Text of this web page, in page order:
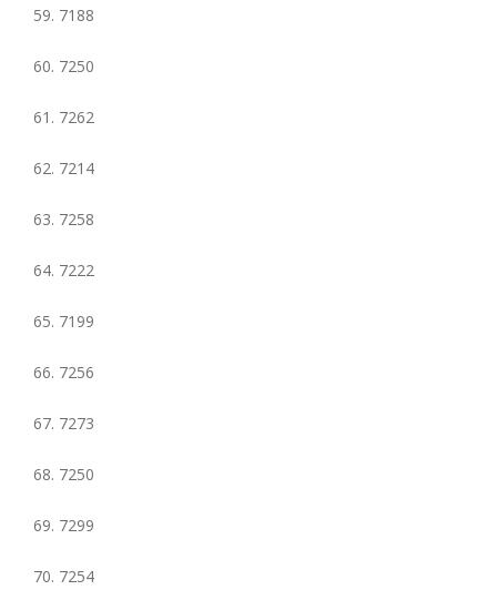
59. 7188
60. 7250
61. 7262
62. 7214
63. 7258
64. 7222
65. 7199
66. 7256
67. 7273
68. 7250
69. 7299
70. 7254